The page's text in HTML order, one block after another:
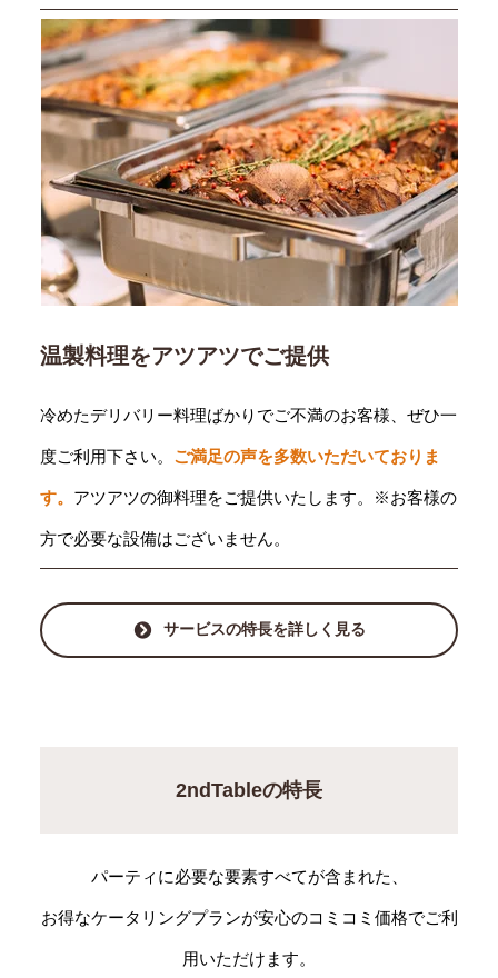
温製料理をアツアツでご提供
冷めたデリバリー料理ばかりでご不満のお客様、ぜひ一
度ご利用下さい。 ご満足の声を多数いただいておりま
す。 アツアツの御料理をご提供いたします。※お客様の
方で必要な設備はございません。
サービスの特長を詳しく見る
2ndTableの特長
パーティに必要な要素すべてが含まれた、
お得なケータリングプランが安心のコミコミ価格でご利
用いただけます。